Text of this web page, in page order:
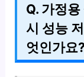
Q. 가정
시 성능
엇인가요?